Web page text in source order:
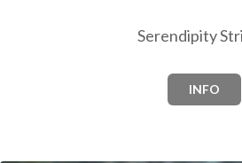
Serendipity
INFO